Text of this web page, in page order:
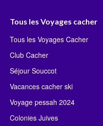
Tous les Voyages cacher
Tous les Voyages Cacher
Club Cacher
Séjour Souccot
Vacances cacher ski
Voyage pessah 2024
Colonies Juives